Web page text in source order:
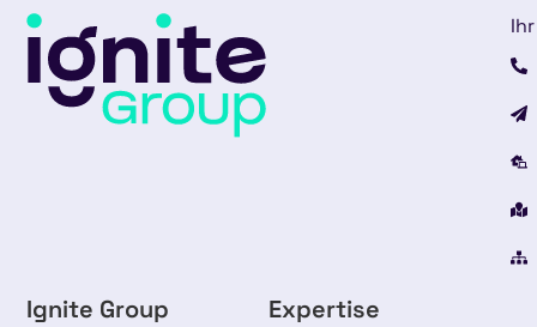
Ignite Group Expertise